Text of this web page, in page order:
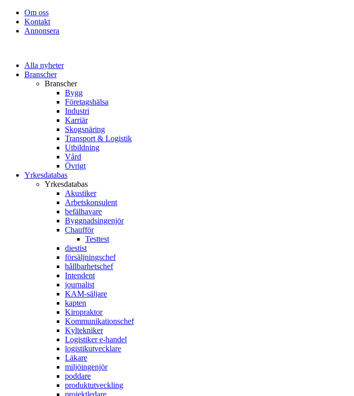
Om oss
Kontakt
Annonsera
Alla nyheter
Branscher
Branscher
Bygg
Företagshälsa
Industri
Karriär
Skogsnäring
Transport & Logistik
Utbildning
Vård
Övrigt
Yrkesdatabas
Yrkesdatabas
Akustiker
Arbetskonsulent
befälhavare
Byggnadsingenjör
Chaufför
Testtest
diestist
försäljningschef
hållbarhetschef
Intendent
journalist
KAM-säljare
kapten
Kiropraktor
Kommunikationschef
Kyltekniker
Logistiker e-handel
logistikutvecklare
Läkare
miljöingenjör
poddare
produktutveckling
projektledare